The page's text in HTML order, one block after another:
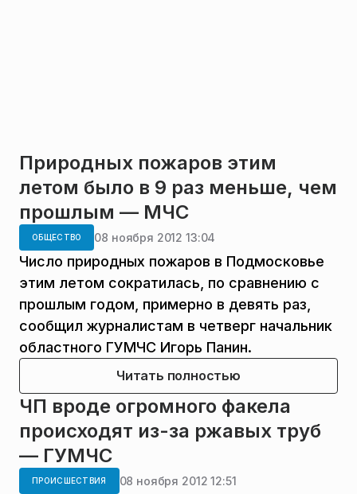
Природных пожаров этим
летом было в 9 раз меньше, чем
прошлым — МЧС
ОБЩЕСТВО 08 ноября 2012 13:04
Число природных пожаров в Подмосковье
этим летом сократилась, по сравнению с
прошлым годом, примерно в девять раз,
сообщил журналистам в четверг начальник
областного ГУМЧС Игорь Панин.
Читать полностью
ЧП вроде огромного факела
происходят из-за ржавых труб
— ГУМЧС
ПРОИСШЕСТВИЯ 08 ноября 2012 12:51